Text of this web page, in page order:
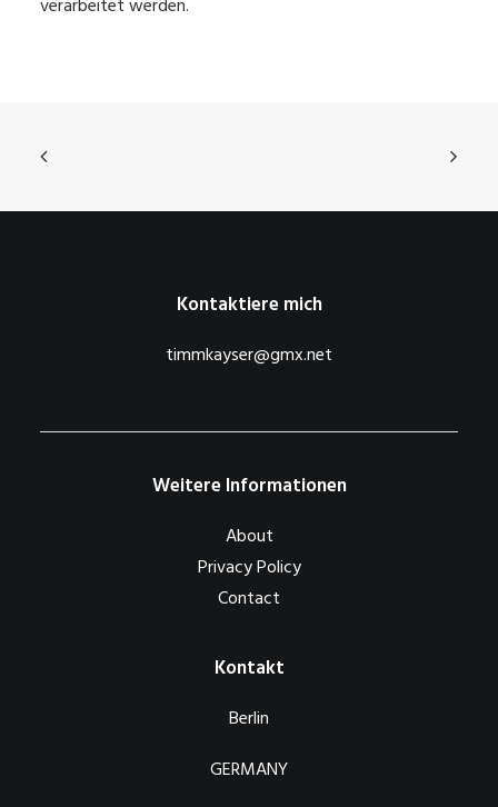
verarbeitet werden.
Kontaktiere mich
timmkayser@gmx.net
Weitere Informationen
About
Privacy Policy
Contact
Kontakt
Berlin
GERMANY